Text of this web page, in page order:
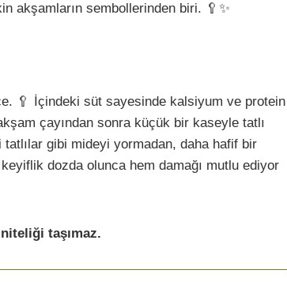
akşamların sembollerinden biri. 🥄✨
🥄 İçindeki süt sayesinde kalsiyum ve protein
çayından sonra küçük bir kaseyle tatlı
gibi mideyi yormadan, daha hafif bir
dozda olunca hem damağı mutlu ediyor
taşımaz.